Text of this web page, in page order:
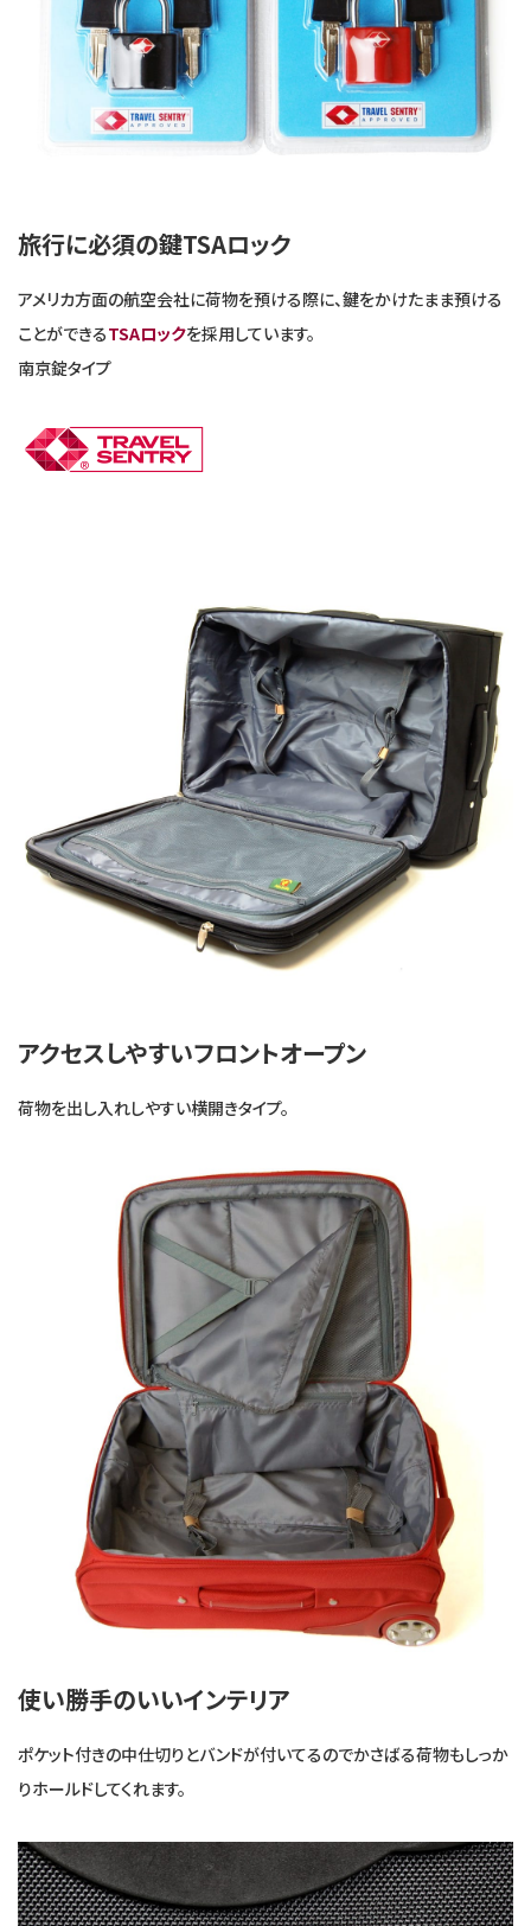
旅行に必須の鍵TSAロック
アメリカ方面の航空会社に荷物を預ける際に、鍵をかけたまま預ける
ことができるTSAロックを採用しています。
南京錠タイプ
アクセスしやすいフロントオープン
荷物を出し入れしやすい横開きタイプ。
使い勝手のいいインテリア
ポケット付きの中仕切りとバンドが付いてるのでかさばる荷物もしっか
りホールドしてくれます。